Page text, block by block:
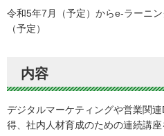
令和5年7月（予定）からe-ラーニ
（予定）
内容
デジタルマーケティングや営業関
得、社内人材育成のための連続講